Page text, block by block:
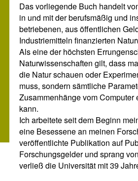
Das vorliegende Buch handelt
in und mit der berufsmäßig und
betriebenen, aus öffentlichen
Industriemitteln finanzierten
Als eine der höchsten
Naturwissenschaften gilt, dass
die Natur schauen oder
muss, sondern sämtliche
Zusammenhänge vom Computer
kann.
Ich arbeitete seit dem Beginn
eine Besessene an meinen
veröffentlichte Publikation auf
Forschungsgelder und sprang
verließ die Universität mit 39